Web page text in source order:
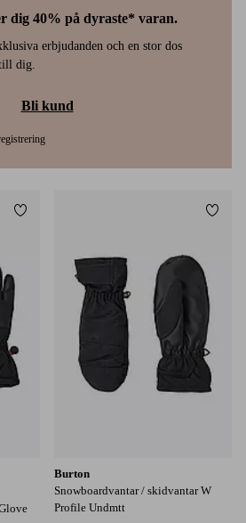
dig 40% på dyraste* varan.
erbjudanden och en stor dos
dig.
Bli kund
Lägg till i favoriter
Burton
Snowboardvantar / skidvantar W
Profile Undmtt